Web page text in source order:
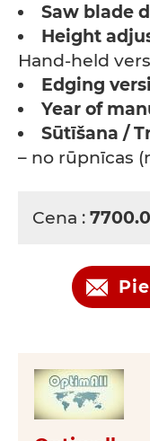
Saw blade
Height
Hand-held
Edging
Year of
Sūtīšana /
– no rūpnīcas
Cena :